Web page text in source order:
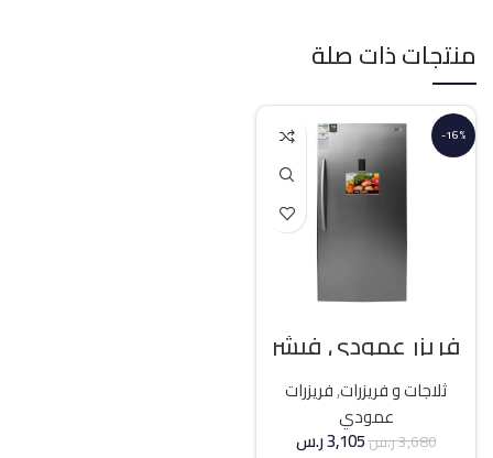
منتجات ذات صلة
-16%
فريزر عمودي فيشر
21 قدم انفرتر – فضي
ثلاجات و فريزرات,فريزرات
عمودي
3,680ر.س3,105ر.س